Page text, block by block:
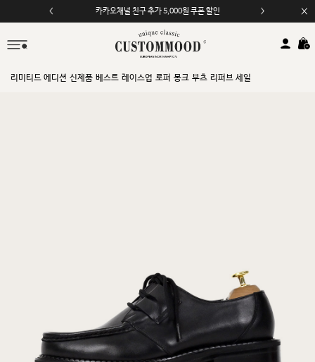
카카오채널 친구 추가 5,000원 쿠폰 할인
리미티드 에디션 신제품 베스트 레이스업 로퍼 몽크 부츠 리퍼브 세일